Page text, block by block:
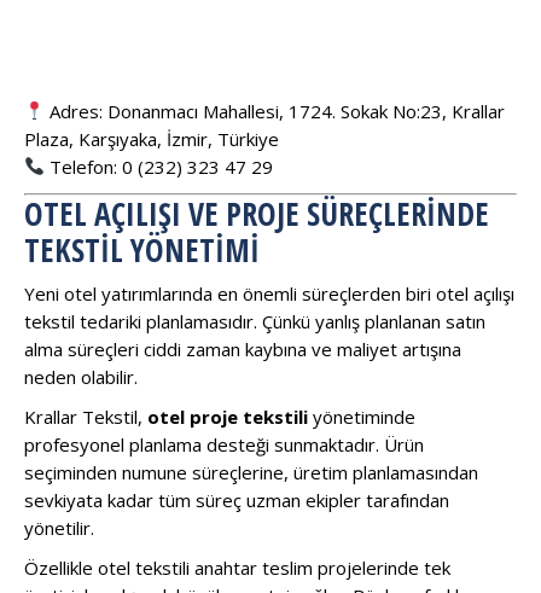
Adres: Donanmacı Mahallesi, 1724. Sokak No:23, Krallar
Plaza, Karşıyaka, İzmir, Türkiye
Telefon: 0 (232) 323 47 29
OTEL AÇILIŞI VE PROJE SÜREÇLERINDE
TEKSTIL YÖNETIMI
Yeni otel yatırımlarında en önemli süreçlerden biri otel açılışı
tekstil tedariki planlamasıdır. Çünkü yanlış planlanan satın
alma süreçleri ciddi zaman kaybına ve maliyet artışına
neden olabilir.
Krallar Tekstil, otel proje tekstili yönetiminde
profesyonel planlama desteği sunmaktadır. Ürün
seçiminden numune süreçlerine, üretim planlamasından
sevkiyata kadar tüm süreç uzman ekipler tarafından
yönetilir.
Özellikle otel tekstili anahtar teslim projelerinde tek